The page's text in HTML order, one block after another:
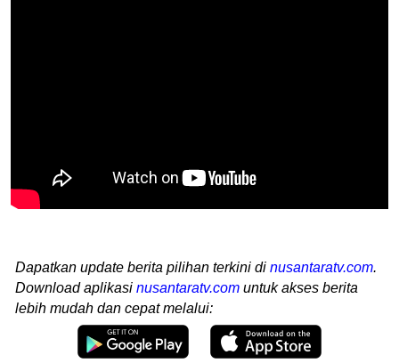
Dapatkan update berita pilihan terkini di nusantaratv.com.
Download aplikasi nusantaratv.com untuk akses berita
lebih mudah dan cepat melalui: